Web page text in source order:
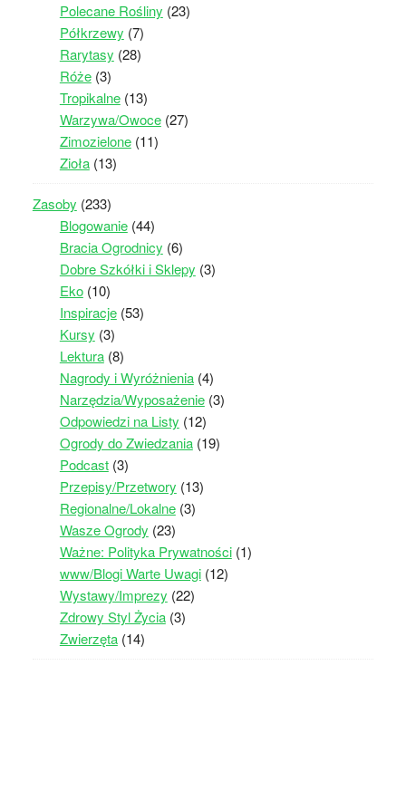
Polecane Rośliny (23)
Półkrzewy (7)
Rarytasy (28)
Róże(3)
Tropikalne(13)
Warzywa/Owoce(27)
Zimozielone(11)
Zioła(13)
Zasoby (233)
Blogowanie(44)
Bracia Ogrodnicy (6)
Dobre Szkółki i Sklepy (3)
Eko(10)
Inspiracje(53)
Kursy (3)
Lektura(8)
Nagrody i Wyróżnienia(4)
Narzędzia/Wyposażenie(3)
Odpowiedzi na Listy (12)
Ogrody do Zwiedzania(19)
Podcast(3)
Przepisy/Przetwory (13)
Regionalne/Lokalne(3)
Wasze Ogrody (23)
Ważne: Polityka Prywatności(1)
www/Blogi Warte Uwagi(12)
Wystawy/Imprezy (22)
Zdrowy Styl Życia(3)
Zwierzęta(14)